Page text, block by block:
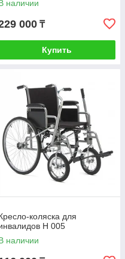
наличии
000 ₸
Купить
коляска для
H 005
наличии